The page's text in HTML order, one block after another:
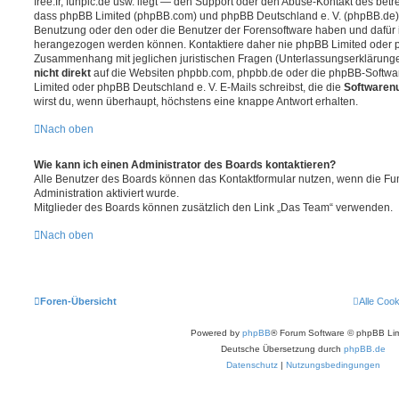
dass phpBB Limited (phpBB.com) und phpBB Deutschland e. V.
Benutzung oder den oder die Benutzer der Forensoftware haben und
herangezogen werden können. Kontaktiere daher nie phpBB Limited oder
Zusammenhang mit jeglichen juristischen Fragen
nicht direkt auf die Websiten phpbb.com, phpbb.de oder die phpBB-
Limited oder phpBB Deutschland e. V. E-Mails schreibst, die die
wirst du, wenn überhaupt, höchstens eine knappe Antwort erhalten.
Nach oben
Wie kann ich einen Administrator des Boards kontaktieren?
Alle Benutzer des Boards können das Kontaktformular nutzen, wenn die
Administration aktiviert wurde.
Mitglieder des Boards können zusätzlich den Link „Das Team“ verwenden.
Nach oben
Foren-Übersicht Alle
Powered by phpBB® Forum Software © phpBB
Deutsche Übersetzung durch phpBB.de
Datenschutz | Nutzungsbedingungen